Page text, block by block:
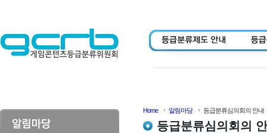
Home 알림마당 등급분류심의회의 안내
등급분류심의회의